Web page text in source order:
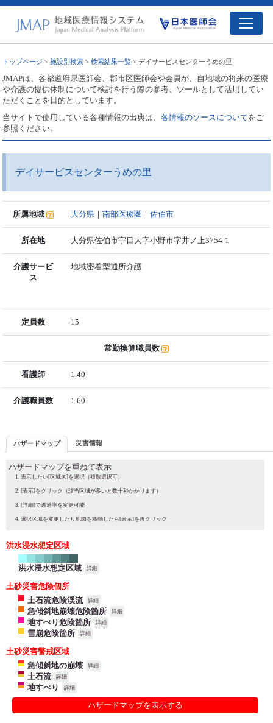
トップページ >施設別検索 >検索結果一覧 > デイサービスセンターうめの里
JMAPは、各都道府県医師会、郡市区医師会や会員が、自地域の将来の医療
や介護の提供体制について検討を行う際の参考、ツールとして活用してい
ただくことを目的としています。
当サイトで使用している各種情報の出典は、各情報のソースについてをご
参照ください。
デイサービスセンターうめの里
所属地域 大分県 ｜南部医療圏 ｜佐伯市
所在地 大分県佐伯市宇目大字小野市字井ノ上3754-1
介護サービ
ス
地域密着型通所介護
定員数 15
常勤換算職員数
看護師 1.40
介護職員数 1.60
ハザードマップ 災害情報
ハザードマップを重ねて表示
表示したい[区域名]を選択（複数選択可）
[表示]をクリック（該当区域が多いと数十秒かかります）
[詳細]で透過率を変更可能
選択区域を変更したり地図を移動したら[表示]を再クリック
洪水浸水想定区域
洪水浸水想定区域 詳細
土砂災害危険個所
土石流危険渓流
詳細
急傾斜地崩壊危険箇所 詳細
地すべり危険箇所 詳細
雪崩危険箇所 詳細
土砂災害警戒区域
急傾斜地の崩壊
詳細
土石流 詳細
地すべり 詳細
ハザードマップを表示する